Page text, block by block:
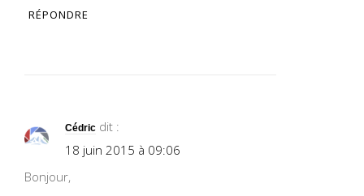
RÉPONDRE
Cédric dit :
18 juin 2015 à 09:06
Bonjour,